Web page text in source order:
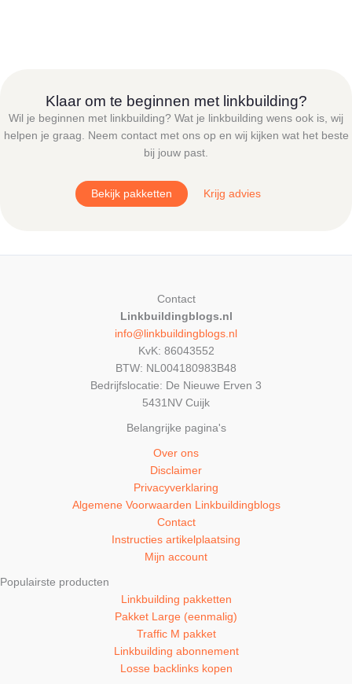
kan
gekozen
worden
op
productpagina
Klaar om te beginnen met linkbuilding?
Wil je beginnen met linkbuilding? Wat je linkbuilding wens ook is, wij
helpen je graag. Neem contact met ons op en wij kijken wat het beste
bij jouw past.
Bekijk pakketten Krijg advies
Contact
Linkbuildingblogs.nl
info@linkbuildingblogs.nl
KvK: 86043552
BTW: NL004180983B48
Bedrijfslocatie: De Nieuwe Erven 3
5431NV Cuijk
Belangrijke pagina's
Over ons
Disclaimer
Privacyverklaring
Algemene Voorwaarden Linkbuildingblogs
Contact
Instructies artikelplaatsing
Mijn account
Populairste producten
Linkbuilding pakketten
Pakket Large (eenmalig)
Traffic M pakket
Linkbuilding abonnement
Losse backlinks kopen